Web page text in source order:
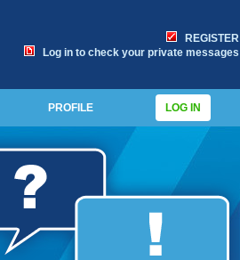
REGISTER
Log in to check your private messages
PROFILE LOG IN